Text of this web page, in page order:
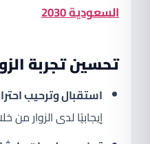
السعودية 2030
تحسين تجربة
استقبال وترحيب
إيجابيًا لدى الزوار